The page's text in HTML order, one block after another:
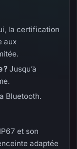
la certification
aux
? Jusqu’à
Bluetooth.
et son
adaptée